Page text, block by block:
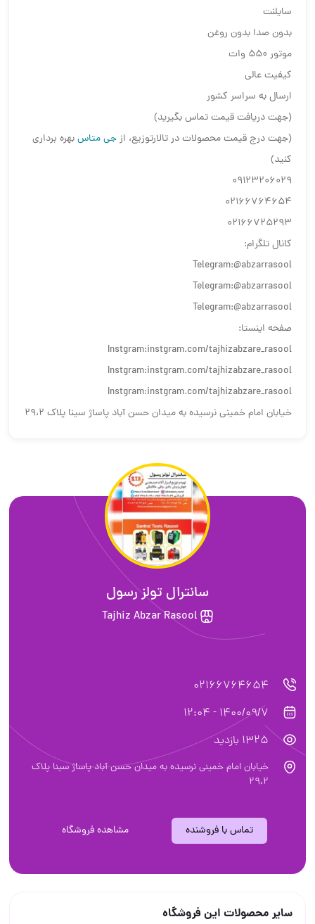
سایلنت
بدون صدا بدون روغن
موتور ۵۵۰ وات
کیفیت عالی
ارسال به سراسر کشور
(جهت دریافت قیمت تماس بگیرید)
(جهت درج قیمت محصولات در تالارتوزیع، ازجی متاسبهره برداری
کنید)
09123206029
02166764654
02166725293
کانال تلگرام:
Telegram:@abzarrasool
Telegram:@abzarrasool
Telegram:@abzarrasool
صفحه اینستا:
Instgram:instgram.com/tajhizabzare_rasool
Instgram:instgram.com/tajhizabzare_rasool
Instgram:instgram.com/tajhizabzare_rasool
خیابان امام خمینی نرسیده به میدان حسن آباد پاساژ سینا پلاک ۲۹،۲
سانترال تولز رسول
Tajhiz Abzar Rasool
02166764654
1400/09/7 - 12:04
1325 بازدید
خیابان امام خمینی نرسیده به میدان حسن آباد پاساژ سینا پلاک
۲۹،۲
تماس با فروشنده مشاهده فروشگاه
سایر محصولات این فروشگاه